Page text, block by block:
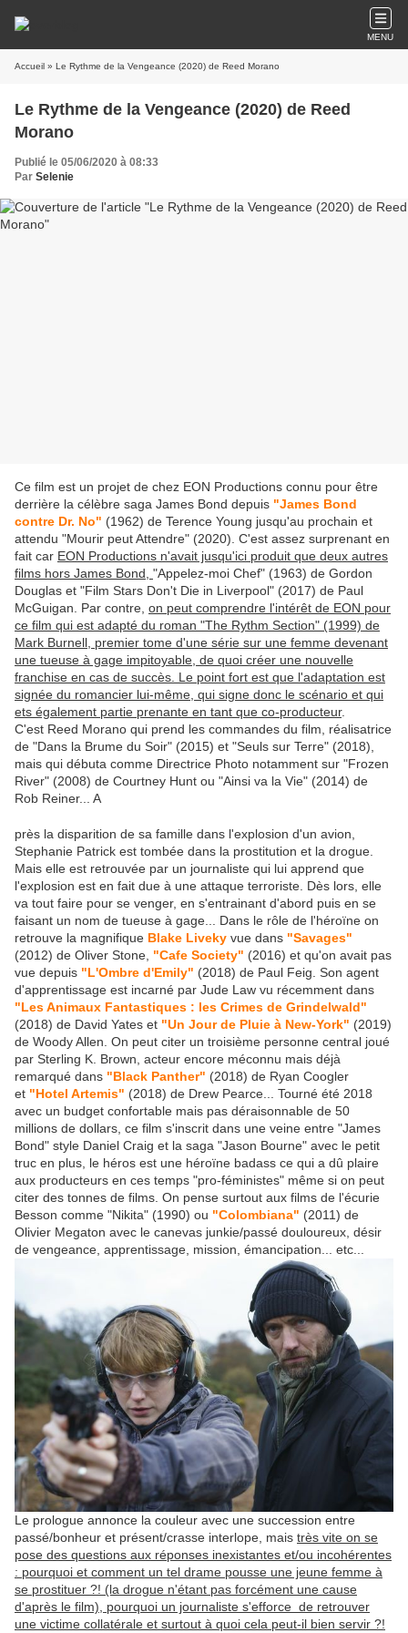
MENU
Accueil » Le Rythme de la Vengeance (2020) de Reed Morano
Le Rythme de la Vengeance (2020) de Reed
Morano
Publié le 05/06/2020 à 08:33
Par Selenie
Ce film est un projet de chez EON Productions connu pour être
derrière la célèbre saga James Bond depuis "James Bond
contre Dr. No" (1962) de Terence Young jusqu'au prochain et
attendu "Mourir peut Attendre" (2020). C'est assez surprenant en
fait car EON Productions n'avait jusqu'ici produit que deux autres
films hors James Bond, "Appelez-moi Chef" (1963) de Gordon
Douglas et "Film Stars Don't Die in Liverpool" (2017) de Paul
McGuigan. Par contre, on peut comprendre l'intérêt de EON pour
ce film qui est adapté du roman "The Rythm Section" (1999) de
Mark Burnell, premier tome d'une série sur une femme devenant
une tueuse à gage impitoyable, de quoi créer une nouvelle
franchise en cas de succès. Le point fort est que l'adaptation est
signée du romancier lui-même, qui signe donc le scénario et qui
ets également partie prenante en tant que co-producteur.
C'est Reed Morano qui prend les commandes du film, réalisatrice
de "Dans la Brume du Soir" (2015) et "Seuls sur Terre" (2018),
mais qui débuta comme Directrice Photo notamment sur "Frozen
River" (2008) de Courtney Hunt ou "Ainsi va la Vie" (2014) de
Rob Reiner... A
près la disparition de sa famille dans l'explosion d'un avion,
Stephanie Patrick est tombée dans la prostitution et la drogue.
Mais elle est retrouvée par un journaliste qui lui apprend que
l'explosion est en fait due à une attaque terroriste. Dès lors, elle
va tout faire pour se venger, en s'entrainant d'abord puis en se
faisant un nom de tueuse à gage... Dans le rôle de l'héroïne on
retrouve la magnifique Blake Liveky vue dans "Savages"
(2012) de Oliver Stone, "Cafe Society" (2016) et qu'on avait pas
vue depuis "L'Ombre d'Emily" (2018) de Paul Feig. Son agent
d'apprentissage est incarné par Jude Law vu récemment dans
"Les Animaux Fantastiques : les Crimes de Grindelwald"
(2018) de David Yates et "Un Jour de Pluie à New-York" (2019)
de Woody Allen. On peut citer un troisième personne central joué
par Sterling K. Brown, acteur encore méconnu mais déjà
remarqué dans "Black Panther" (2018) de Ryan Coogler
et "Hotel Artemis" (2018) de Drew Pearce... Tourné été 2018
avec un budget confortable mais pas déraisonnable de 50
millions de dollars, ce film s'inscrit dans une veine entre "James
Bond" style Daniel Craig et la saga "Jason Bourne" avec le petit
truc en plus, le héros est une héroïne badass ce qui a dû plaire
aux producteurs en ces temps "pro-féministes" même si on peut
citer des tonnes de films. On pense surtout aux films de l'écurie
Besson comme "Nikita" (1990) ou "Colombiana" (2011) de
Olivier Megaton avec le canevas junkie/passé douloureux, désir
de vengeance, apprentissage, mission, émancipation... etc...
Le prologue annonce la couleur avec une succession entre
passé/bonheur et présent/crasse interlope, mais très vite on se
pose des questions aux réponses inexistantes et/ou incohérentes
: pourquoi et comment un tel drame pousse une jeune femme à
se prostituer ?! (la drogue n'étant pas forcément une cause
d'après le film), pourquoi un journaliste s'efforce de retrouver
une victime collatérale et surtout à quoi cela peut-il bien servir ?!